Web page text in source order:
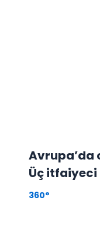
Avrupa’da
Üç itfaiyeci
360°